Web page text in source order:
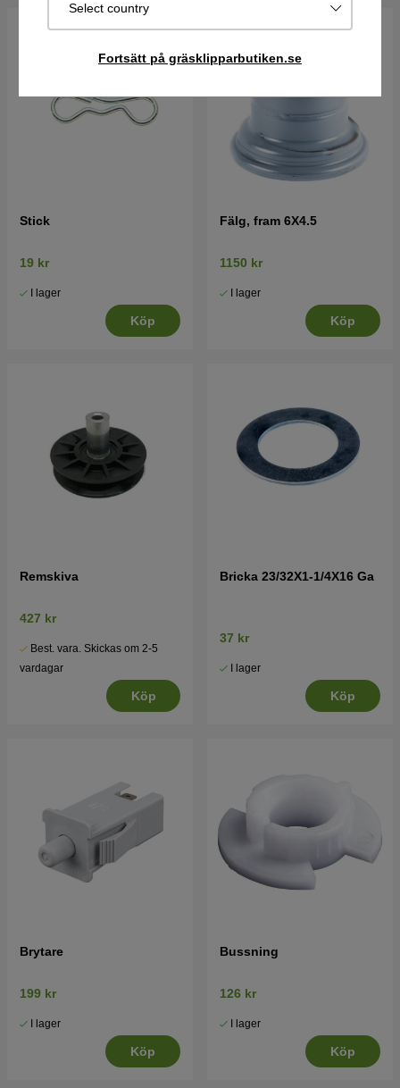
Select country
Fortsätt på gräsklipparbutiken.se
Stick
19 kr
I lager
Köp
Fälg, fram 6X4.5
1150 kr
I lager
Köp
Remskiva
427 kr
Best. vara. Skickas om 2-5
vardagar
Köp
Bricka 23/32X1-1/4X16 Ga
37 kr
I lager
Köp
Brytare
199 kr
I lager
Köp
Bussning
126 kr
I lager
Köp